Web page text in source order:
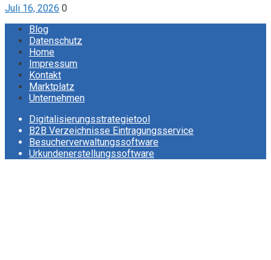
Juli 16, 2026 0
Blog
Datenschutz
Home
Impressum
Kontakt
Marktplatz
Unternehmen
Digitalisierungsstrategietool
B2B Verzeichnisse Eintragungsservice
Besucherverwaltungssoftware
Urkundenerstellungssoftware